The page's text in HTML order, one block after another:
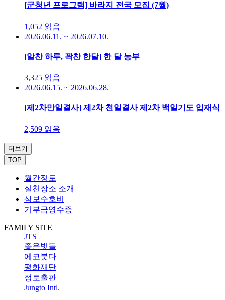
[군청년 프로그램] 바라지 전국 모집 (7월)
1,052 읽음
2026.06.11. ~ 2026.07.10.
[알찬 하루, 꽉찬 한달] 한 달 농부
3,325 읽음
2026.06.15. ~ 2026.06.28.
[제2차만일결사] 제2차 천일결사 제2차 백일기도 입재식
2,509 읽음
더보기
TOP
월간정토
실천장소 소개
삼보수호비
기부금영수증
FAMILY SITE
JTS
좋은벗들
에코붓다
평화재단
정토출판
Jungto Intl.